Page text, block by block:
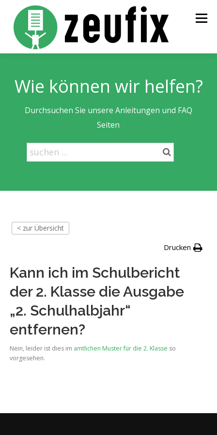
springen
Menü
KONTAKT LOGIN
Wie können wir helfen?
Durchsuchen Sie unsere Anleitungen und FAQ
Seiten
< zur Übersicht
Drucken
Kann ich im Schulbericht
der 2. Klasse die Ausgabe
„2. Schulhalbjahr“
entfernen?
Nein, leider ist dies im amtlichen Muster für die 2. Klasse so
vorgesehen.